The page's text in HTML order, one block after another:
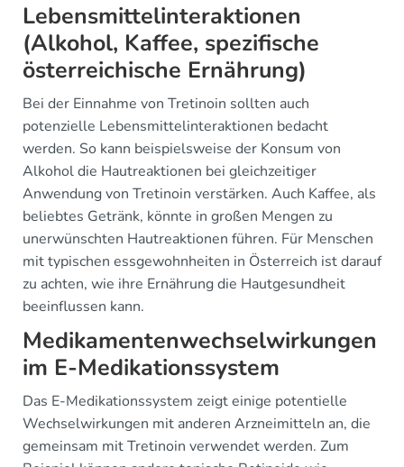
Lebensmittelinteraktionen
(Alkohol, Kaffee, spezifische
österreichische Ernährung)
Bei der Einnahme von Tretinoin sollten auch
potenzielle Lebensmittelinteraktionen bedacht
werden. So kann beispielsweise der Konsum von
Alkohol die Hautreaktionen bei gleichzeitiger
Anwendung von Tretinoin verstärken. Auch Kaffee, als
beliebtes Getränk, könnte in großen Mengen zu
unerwünschten Hautreaktionen führen. Für Menschen
mit typischen essgewohnheiten in Österreich ist darauf
zu achten, wie ihre Ernährung die Hautgesundheit
beeinflussen kann.
Medikamentenwechselwirkungen
im E-Medikationssystem
Das E-Medikationssystem zeigt einige potentielle
Wechselwirkungen mit anderen Arzneimitteln an, die
gemeinsam mit Tretinoin verwendet werden. Zum